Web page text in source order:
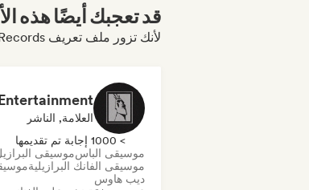
قد تعجبك أيضًا هذه
لأنك تزور ملف تعريف Koritsi Komma Records
العلامة, الناشر
> 1000 إجابة تم تقديمها
موسيقى الباسموسيقى
موسيقى الفانك البرازيلية
ديب هاوس